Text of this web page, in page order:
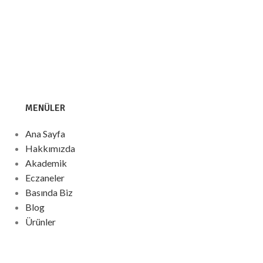
MENÜLER
Ana Sayfa
Hakkımızda
Akademik
Eczaneler
Basında Biz
Blog
Ürünler